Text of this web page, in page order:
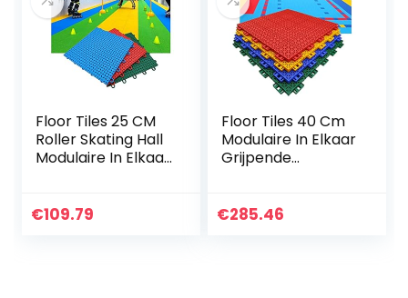
Floor Tiles 25 CM
Roller Skating Hall
Modulaire In Elkaar
Kleurrijke Puzzel
€109.79
Floor Tiles 40 Cm
Modulaire In Elkaar
Grijpende
Slijtvaste
€285.46